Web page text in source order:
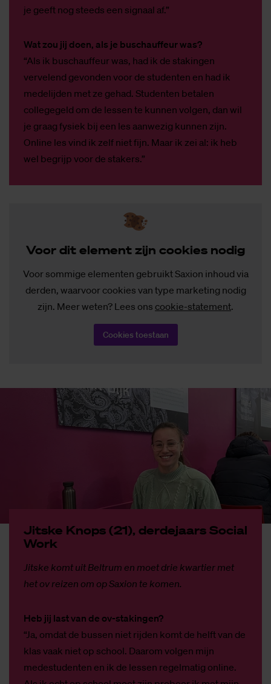
je geeft nog steeds een signaal af.”
Wat zou jij doen, als je buschauffeur was?
“Als ik buschauffeur was, had ik de stakingen
vervelend gevonden voor de studenten en had ik
medelijden met ze gehad. Studenten betalen
collegegeld om de lessen te kunnen volgen, dan wil
je graag fysiek bij een les aanwezig kunnen zijn.
Online les vind ik zelf niet fijn. Maar ik zei al: ik heb
wel begrijp voor de stakers.”
Voor dit ele­ment zijn coo­kies no­dig
Voor sommige elementen gebruikt Saxion inhoud via
derden, waarvoor cookies van type marketing nodig
zijn. Meer weten? Lees ons cookie-statement.
Cookies toestaan
Jits­ke Knops (21), der­de­jaars So­ci­al
Work
Jitske komt uit Beltrum en moet drie kwartier met
het ov reizen om op Saxion te komen.
Heb jij last van de ov-stakingen?
“Ja, omdat de bussen niet rijden komt de helft van de
klas vaak niet op school. Daarom volgen mijn
medestudenten en ik de lessen regelmatig online.